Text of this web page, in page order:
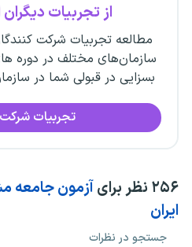
از تجربیات
مطالعه تجربیات شرکت
سازمان‌های مختلف در دوره
بسزایی در قبولی شما در
تجربیات
۲۵۶ نظر برایآزمون جامعه
ایران
جستجو در نظرات